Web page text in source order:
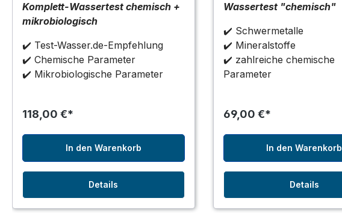
Komplett-Wassertest chemisch +
mikrobiologisch
✔️ Test-Wasser.de-Empfehlung
✔️ Chemische Parameter
✔️ Mikrobiologische Parameter
118,00 €*
In den Warenkorb
Details
Wassertest "chemisch"
✔️ Schwermetalle
✔️ Mineralstoffe
✔️ zahlreiche chemische
Parameter
69,00 €*
In den Warenkorb
Details